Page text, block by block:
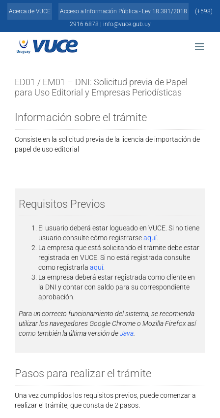
Skip
Acerca de VUCE Acceso a Información Pública - Ley 18.381/2018
(+598)
2916 6878 |
info@vuce.gub.uy
ED01 / EM01 – DNI: Solicitud previa de Papel
para Uso Editorial y Empresas Periodísticas
Información sobre el trámite
Consiste en la solicitud previa de la licencia de importación de
papel de uso editorial
Requisitos Previos
El usuario deberá estar logueado en VUCE. Si no tiene
usuario consulte cómo registrarseaquí.
La empresa que está solicitando el trámite debe estar
registrada en VUCE. Si no está registrada consulte
como registrarla aquí.
La empresa deberá estar registrada como cliente en
la DNI y contar con saldo para su correspondiente
aprobación.
Para un correcto funcionamiento del sistema, se recomienda
utilizar los navegadores Google Chrome o Mozilla Firefox así
como también la última versión deJava.
Pasos para realizar el trámite
Una vez cumplidos los requisitos previos, puede comenzar a
realizar el trámite, que consta de 2 pasos.